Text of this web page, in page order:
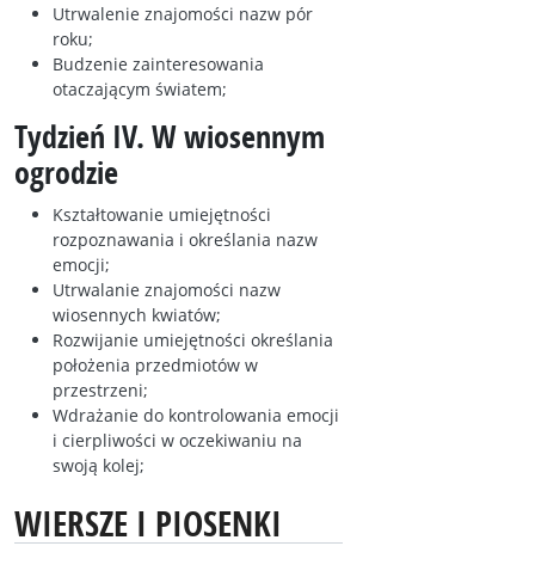
Utrwalenie znajomości nazw pór
roku;
Budzenie zainteresowania
otaczającym światem;
Tydzień IV. W wiosennym
ogrodzie
Kształtowanie umiejętności
rozpoznawania i określania nazw
emocji;
Utrwalanie znajomości nazw
wiosennych kwiatów;
Rozwijanie umiejętności określania
położenia przedmiotów w
przestrzeni;
Wdrażanie do kontrolowania emocji
i cierpliwości w oczekiwaniu na
swoją kolej;
WIERSZE I PIOSENKI